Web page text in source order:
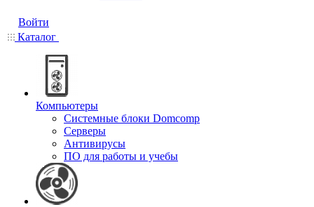
Войти
Каталог
Компьютеры
Системные блоки Domcomp
Серверы
Антивирусы
ПО для работы и учебы